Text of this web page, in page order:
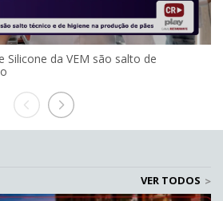
Silicone da VEM são salto de
VER TODOS